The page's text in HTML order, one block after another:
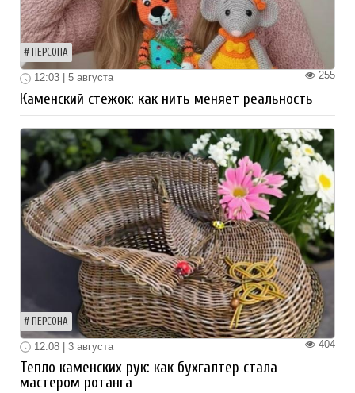
ПЕРСОНА
255
12:03 | 5 августа
Каменский стежок: как нить меняет реальность
ПЕРСОНА
404
12:08 | 3 августа
Тепло каменских рук: как бухгалтер стала
мастером ротанга